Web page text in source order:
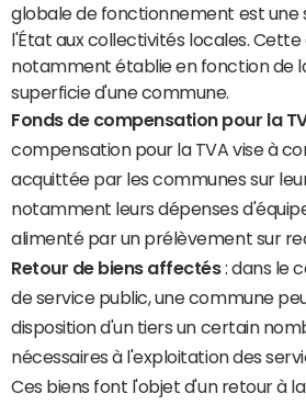
globale de fonctionnement est une
l'État aux collectivités locales.
notamment établie en fonction de
superficie d'une commune.
Fonds de compensation pour la
compensation pour la TVA vise à
acquittée par les communes sur
notamment leurs dépenses
alimenté par un prélèvement sur
Retour de biens affectés: dans le
de service public, une commune
disposition d'un tiers un certain
nécessaires à l'exploitation des
Ces biens font l'objet d'un retour à